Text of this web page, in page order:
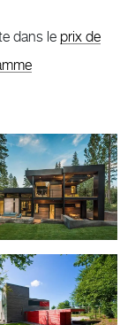
dans le prix de